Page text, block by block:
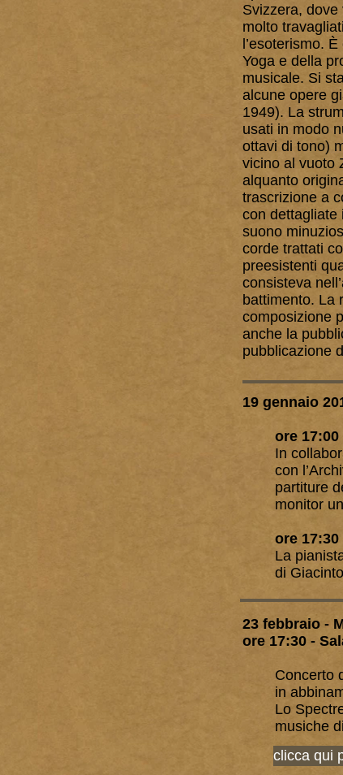
Svizzera, dove
molto
l’esoterismo.
Yoga e della
musicale. Si
alcune opere
1949). La
usati in modo
ottavi di tono)
vicino al vuoto
alquanto
trascrizione a
con dettagliate
suono
corde trattati
preesistenti
consisteva
battimento. La
composizione
anche la
pubblicazione
19 gennaio
ore 17:00
In
con
partiture
monitor
ore 17:30
La
di
23 febbraio -
ore 17:30 -
Concerto
in
Lo
musiche di
clicca qui